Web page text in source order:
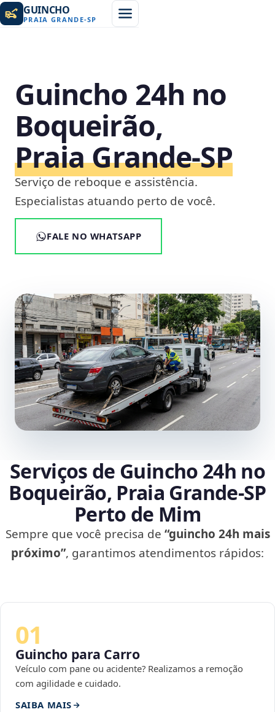
GUINCHO
PRAIA GRANDE-SP
Guincho 24h no
Boqueirão,
Praia Grande‑SP
Serviço de reboque e assistência.
Especialistas atuando perto de você.
FALE NO WHATSAPP
Serviços de Guincho 24h no
Boqueirão, Praia Grande‑SP
Perto de Mim
Sempre que você precisa de “guincho 24h mais
próximo”, garantimos atendimentos rápidos:
01
Guincho para Carro
Veículo com pane ou acidente? Realizamos a remoção
com agilidade e cuidado.
SAIBA MAIS